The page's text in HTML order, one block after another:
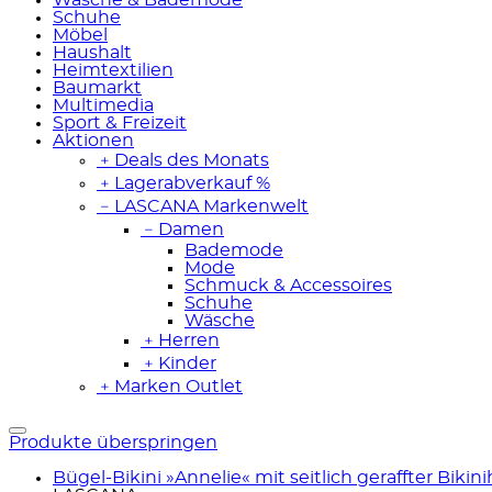
Schuhe
Möbel
Haushalt
Heimtextilien
Baumarkt
Multimedia
Sport & Freizeit
Aktionen
﹢ Deals des Monats
﹢
Lagerabverkauf %
﹣
LASCANA Markenwelt
﹣ Damen
Bademode
Mode
Schmuck & Accessoires
Schuhe
Wäsche
﹢ Herren
﹢ Kinder
﹢ Marken Outlet
Produkte überspringen
Bügel-Bikini »Annelie« mit seitlich geraffter